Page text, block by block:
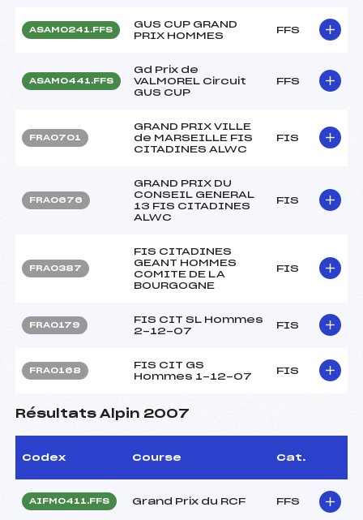
ASAM0241.FFS
GUS CUP GRAND
PRIX HOMMES
FFS
ASAM0441.FFS
Gd Prix de
VALMOREL Circuit
GUS CUP
FFS
FRA0701
GRAND PRIX VILLE
de MARSEILLE FIS
CITADINES ALWC
FIS
FRA0676
GRAND PRIX DU
CONSEIL GENERAL
13 FIS CITADINES
ALWC
FIS
FRA0387
FIS CITADINES
GEANT HOMMES
COMITE DE LA
BOURGOGNE
FIS
FRA0179
FIS CIT SL Hommes
2-12-07
FIS
FRA0168
FIS CIT GS
Hommes 1-12-07
FIS
Résultats Alpin 2007
Codex Course Cat.
AIFM0411.FFS Grand Prix du RCF FFS